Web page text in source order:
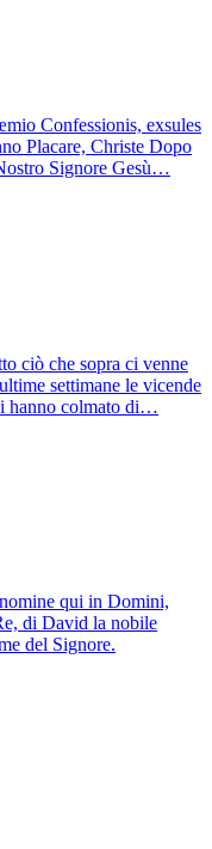
Confessionis, exsules
Placare, Christe Dopo
Signore Gesù…
ciò che sopra ci venne
settimane le vicende
hanno colmato di…
qui in Domini,
di David la nobile
del Signore.